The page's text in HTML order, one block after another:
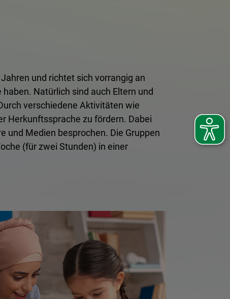
und richtet sich vorrangig an
Natürlich sind auch Eltern und
verschiedene Aktivitäten wie
Herkunftssprache zu fördern. Dabei
und Medien besprochen. Die Gruppen
(für zwei Stunden) in einer